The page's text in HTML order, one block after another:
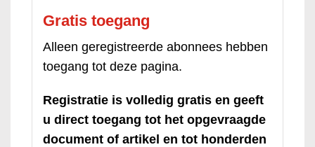
Gratis toegang
Alleen geregistreerde abonnees hebben
toegang tot deze pagina.
Registratie is volledig gratis en geeft
u direct toegang tot het opgevraagde
document of artikel en tot honderden